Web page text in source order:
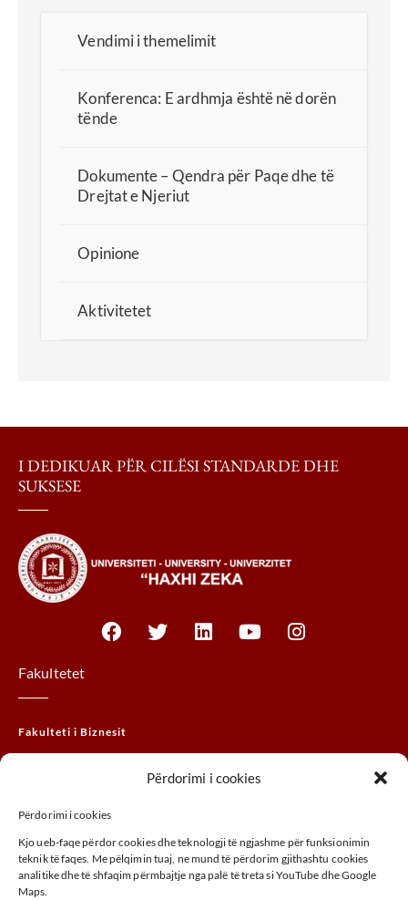
Përdorimi i cookies
Përdorimi i cookies
Kjo ueb-faqe përdor cookies dhe teknologji të ngjashme për funksionimin
teknik të faqes. Me pëlqimin tuaj, ne mund të përdorim gjithashtu cookies
analitike dhe të shfaqim përmbajtje nga palë të treta si YouTube dhe Google
Maps.
Vendimi i themelimit
Konferenca: E ardhmja është në dorën
tënde
Dokumente – Qendra për Paqe dhe të
Drejtat e Njeriut
Opinione
Aktivitetet
I DEDIKUAR PËR CILËSI STANDARDE DHE
SUKSESE
Fakultetet
Fakulteti i Biznesit
Fakulteti i Arteve
ADRESA